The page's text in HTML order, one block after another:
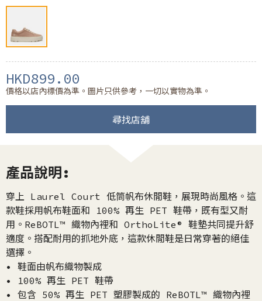
HKD899.00
價格以店內標價為準。圖片只供參考，一切以實物為準。
尋找店舖
產品說明:
穿上 Laurel Court 低筒帆布休閒鞋，展現時尚風格。這
款鞋採用帆布鞋面和 100% 再生 PET 鞋帶，既有型又耐
用。ReBOTL™ 織物內裡和 OrthoLite® 鞋墊共同提升舒
適度。搭配耐用的抓地外底，這款休閒鞋是日常穿著的絕佳
選擇。
• 鞋面由帆布織物製成
• 100% 再生 PET 鞋帶
• 包含 50% 再生 PET 塑膠製成的 ReBOTL™ 織物內裡